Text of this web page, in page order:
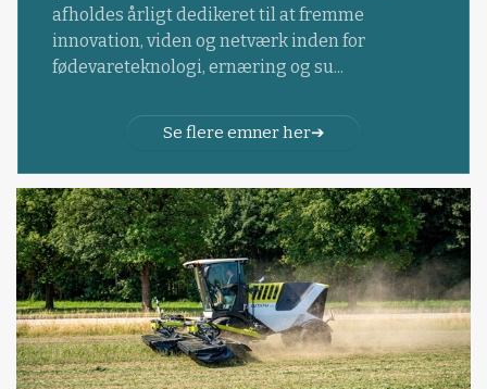
afholdes årligt dedikeret til at fremme
innovation, viden og netværk inden for
fødevareteknologi, ernæring og su...
Se flere emner her